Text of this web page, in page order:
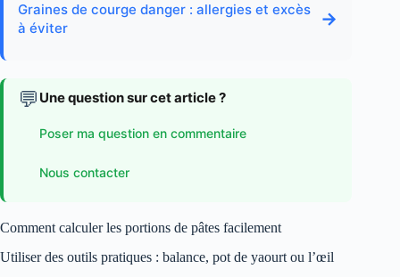
Graines de courge danger : allergies et excès
à éviter
→
💬 Une question sur cet article ?
Poser ma question en commentaire
Nous contacter
Comment calculer les portions de pâtes facilement
Utiliser des outils pratiques : balance, pot de yaourt ou l’œil